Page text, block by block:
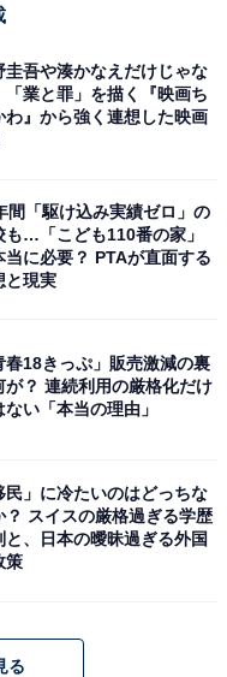
出品物をまとめて管
見れば商品が必ずあ
ないでしょう。ただ
が必要になってくる
圭吾や湊かなえだけじゃな
「業と罪」を描く『映画ち
わ』から強く連想した映画
間「駆け込み実績ゼロ」の
も…「こども110番の家」
当に必要？ PTAが直面する
と現実
春18きっぷ」販売激減の裏
が？ 連続利用の厳格化だけ
ない「本当の理由」
民」に冷たいのはどっちな
？ スイスの厳格過ぎる学歴
と、日本の曖昧過ぎる外国
策
る